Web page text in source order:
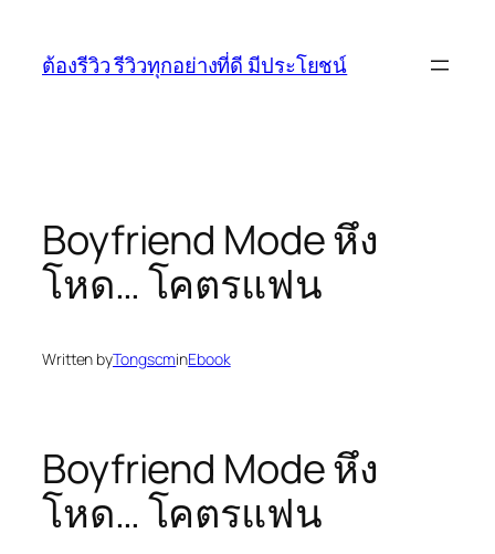
content
ต้องรีวิว รีวิวทุกอย่างที่ดี มีประโยชน์
Boyfriend Mode หึง
โหด… โคตรแฟน
Written byTongscminEbook
Boyfriend Mode หึง
โหด… โคตรแฟน